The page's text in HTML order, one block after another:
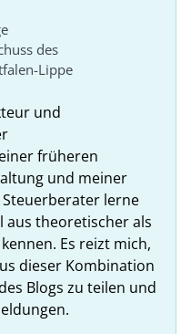
des
Lippe
und
früheren
und meiner
lerne
aus theoretischer als
Es reizt mich,
dieser Kombination
Blogs zu teilen und